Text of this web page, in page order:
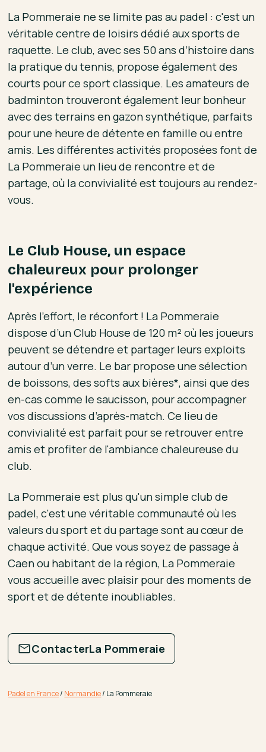
La Pommeraie ne se limite pas au padel : c'est un
véritable centre de loisirs dédié aux sports de
raquette. Le club, avec ses 50 ans d’histoire dans
la pratique du tennis, propose également des
courts pour ce sport classique. Les amateurs de
badminton trouveront également leur bonheur
avec des terrains en gazon synthétique, parfaits
pour une heure de détente en famille ou entre
amis. Les différentes activités proposées font de
La Pommeraie un lieu de rencontre et de
partage, où la convivialité est toujours au rendez-
vous.
Le Club House, un espace
chaleureux pour prolonger
l'expérience
Après l'effort, le réconfort ! La Pommeraie
dispose d’un Club House de 120 m² où les joueurs
peuvent se détendre et partager leurs exploits
autour d’un verre. Le bar propose une sélection
de boissons, des softs aux bières*, ainsi que des
en-cas comme le saucisson, pour accompagner
vos discussions d’après-match. Ce lieu de
convivialité est parfait pour se retrouver entre
amis et profiter de l'ambiance chaleureuse du
club.
La Pommeraie est plus qu'un simple club de
padel, c'est une véritable communauté où les
valeurs du sport et du partage sont au cœur de
chaque activité. Que vous soyez de passage à
Caen ou habitant de la région, La Pommeraie
vous accueille avec plaisir pour des moments de
sport et de détente inoubliables.
ContacterLa Pommeraie
Padel en France/ Normandie/ La Pommeraie